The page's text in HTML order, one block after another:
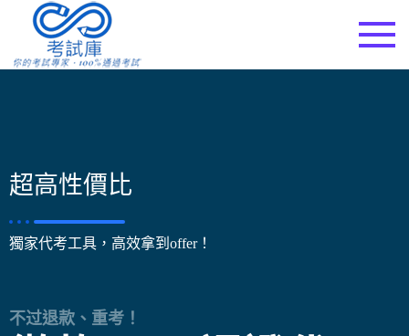
超高性價比
獨家代考工具，高效拿到offer！
不过退款、重考！